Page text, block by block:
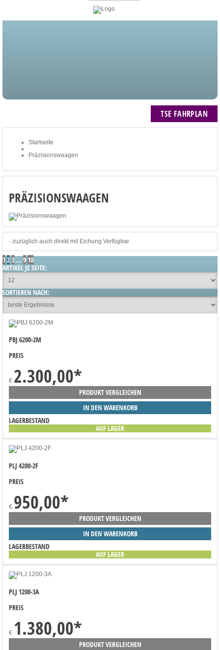
TSE FAHRPLAN
Startseite
Präzisionswaagen
PRÄZISIONSWAAGEN
- zuzüglich auch direkt mit Eichung Verfügbar
1 23 ... 9 10
ARTIKEL JE SEITE:
SORTIEREN NACH:
PBJ 6200-2M
PREIS
€ 2.300,00*
PRODUKT VERGLEICHEN
IN DEN WARENKORB
LAGERBESTAND
AUF LAGER
PLJ 4200-2F
PREIS
€ 950,00*
PRODUKT VERGLEICHEN
IN DEN WARENKORB
LAGERBESTAND
AUF LAGER
PLJ 1200-3A
PREIS
€ 1.380,00*
PRODUKT VERGLEICHEN